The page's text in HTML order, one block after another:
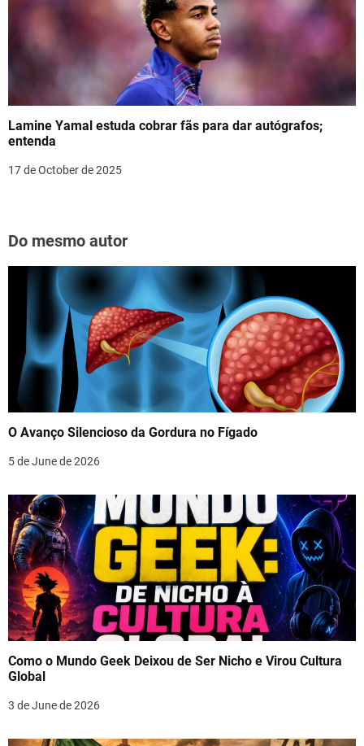
Lamine Yamal estuda cobrar fãs para dar autógrafos;
entenda
17 de October de 2025
Do mesmo autor
O Avanço Silencioso da Gordura no Fígado
5 de June de 2026
Como o Mundo Geek Deixou de Ser Nicho e Virou Cultura
Global
3 de June de 2026